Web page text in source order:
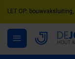
LET OP: